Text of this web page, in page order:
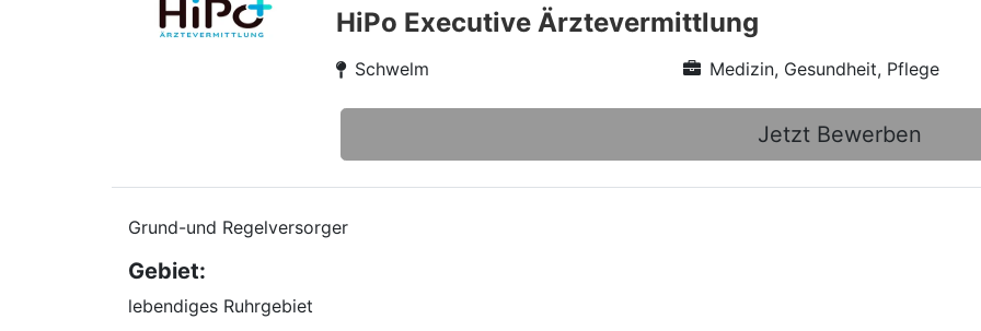
HiPo Executive Ärztevermittlung
Schwelm Medizin, Gesundheit, Pflege
Jetzt Bewerben
Grund-und Regelversorger
Gebiet:
lebendiges Ruhrgebiet